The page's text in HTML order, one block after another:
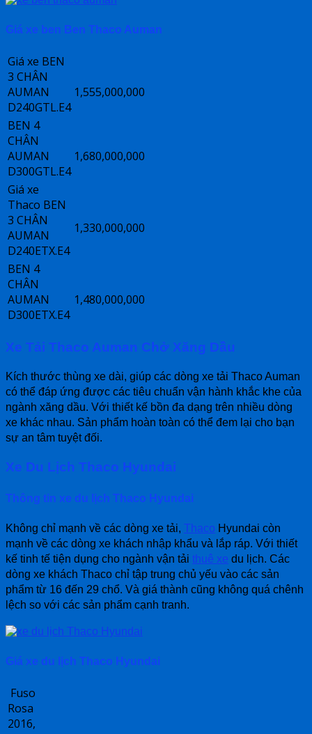
Giá xe ben Ben Thaco Auman
Giá xe BEN
3 CHÂN
AUMAN
D240GTL.E4
1,555,000,000
BEN 4
CHÂN
AUMAN
D300GTL.E4
1,680,000,000
Giá xe
Thaco BEN
3 CHÂN
AUMAN
D240ETX.E4
1,330,000,000
BEN 4
CHÂN
AUMAN
D300ETX.E4
1,480,000,000
Xe Tải Thaco Auman Chở Xăng Dầu
Kích thước thùng xe dài, giúp các dòng xe tải Thaco Auman
có thể đáp ứng được các tiêu chuẩn vận hành khắc khe của
ngành xăng dầu. Với thiết kế bồn đa dạng trên nhiều dòng
xe khác nhau. Sản phẩm hoàn toàn có thể đem lại cho bạn
sự an tâm tuyệt đối.
Xe Du Lịch Thaco Hyundai
Thông tin xe du lịch Thaco Hyundai
Không chỉ mạnh về các dòng xe tải, Thaco Hyundai còn
mạnh về các dòng xe khách nhập khẩu và lắp ráp. Với thiết
kế tinh tế tiện dụng cho ngành vận tải thuê xe du lịch. Các
dòng xe khách Thaco chỉ tập trung chủ yếu vào các sản
phẩm từ 16 đến 29 chổ. Và giá thành cũng không quá chênh
lệch so với các sản phẩm cạnh tranh.
Giá xe du lịch Thaco Hyundai
Fuso
Rosa
2016,